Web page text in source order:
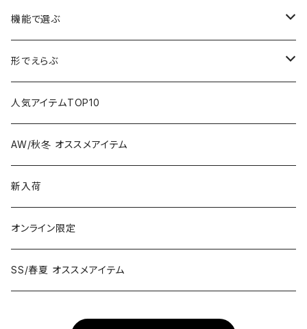
機能で選ぶ
偏光レンズ
色が変わるレンズ
形でえらぶ
Wellington
Boston
Square
Oval
Fox
人気アイテムTOP10
AW/秋冬 オススメアイテム
新入荷
オンライン限定
SS/春夏 オススメアイテム